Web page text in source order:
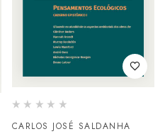
CARLOS JOSÉ SALDANHA